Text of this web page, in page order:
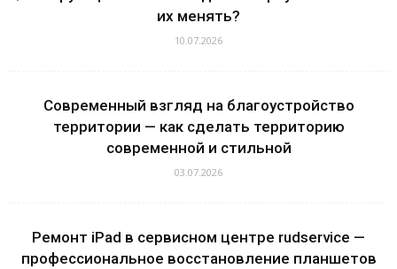
их менять?
10.07.2026
Современный взгляд на благоустройство
территории — как сделать территорию
современной и стильной
03.07.2026
Ремонт iPad в сервисном центре rudservice —
профессиональное восстановление планшетов